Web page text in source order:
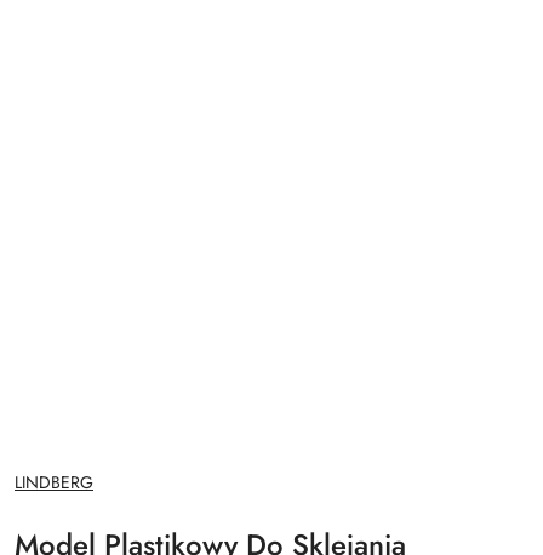
NAZWA
PRODUCENTA:
LINDBERG
Model Plastikowy Do Sklejania